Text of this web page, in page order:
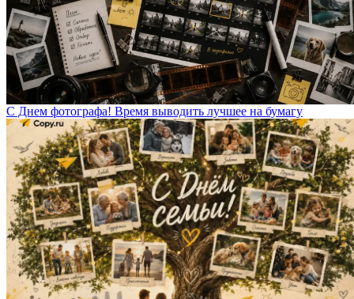
С Днем фотографа! Время выводить лучшее на бумагу